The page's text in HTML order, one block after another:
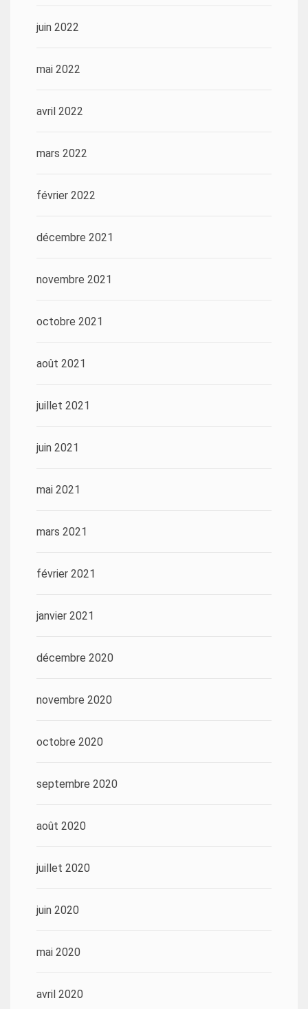
juin 2022
mai 2022
avril 2022
mars 2022
février 2022
décembre 2021
novembre 2021
octobre 2021
août 2021
juillet 2021
juin 2021
mai 2021
mars 2021
février 2021
janvier 2021
décembre 2020
novembre 2020
octobre 2020
septembre 2020
août 2020
juillet 2020
juin 2020
mai 2020
avril 2020